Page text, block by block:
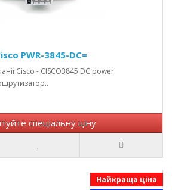
PWR-3845-DC=
Cisco - CISCO3845 DC power
спеціальну ціну
Найкраща ціна